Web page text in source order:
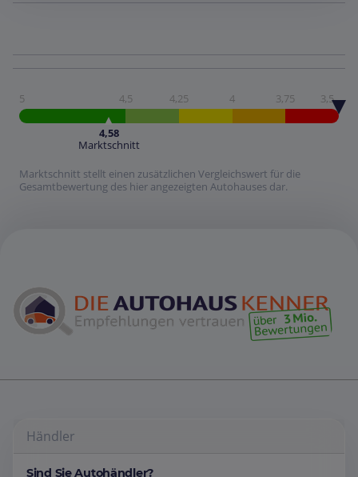
5 4,5 4,25 4 3,75 3,5
4,58
Marktschnitt
Marktschnitt stellt einen zusätzlichen Vergleichswert für die
Gesamtbewertung des hier angezeigten Autohauses dar.
Händler
Sind Sie Autohändler?